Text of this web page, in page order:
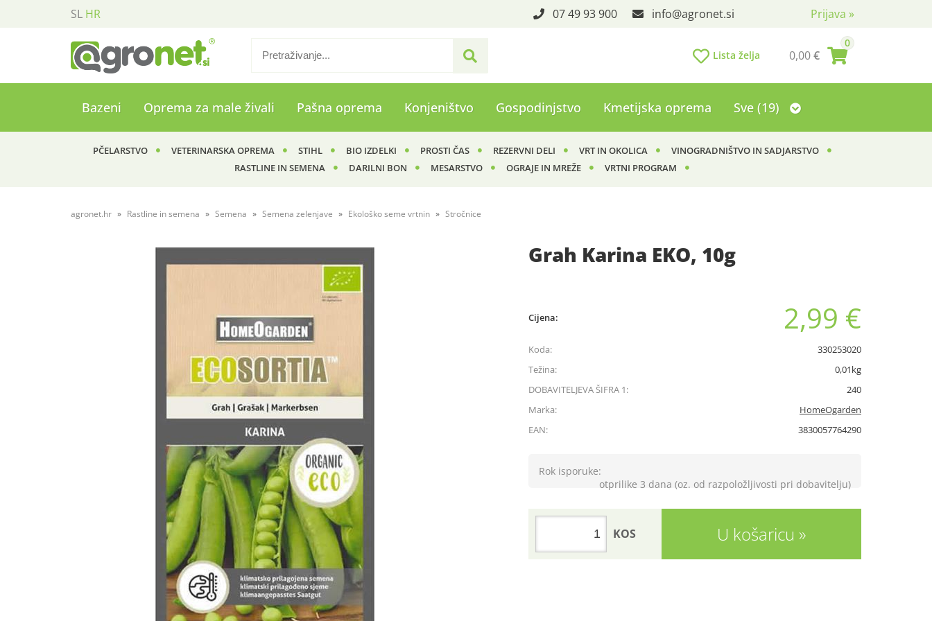
SL HR Prijava »
07 49 93 900 info agronet.si
0
0,00€
Lista želja
Bazeni Oprema za male živali Pašna oprema Konjeništvo Gospodinjstvo Kmetijska oprema Sve (19)
PČELARSTVO VETERINARSKA OPREMA STIHL BIO IZDELKI PROSTI ČAS REZERVNI DELI VRT IN OKOLICA
VINOGRADNIŠTVO IN SADJARSTVO
RASTLINE IN SEMENA
DARILNI BON MESARSTVO OGRAJE IN MREŽE VRTNI PROGRAM
agronet.hr Rastline in semena Semena Semena zelenjave Ekološko seme vrtnin Stročnice
Grah Karina EKO, 10g
Cijena: 2,99 €
Koda:
330253020
Težina:
0,01kg
DOBAVITELJEVA ŠIFRA 1:
240
Marka:
HomeOgarden
EAN:
3830057764290
Rok isporuke:
otprilike 3 dana (oz. od razpoložljivosti pri dobavitelju)
U košaricu
KOS